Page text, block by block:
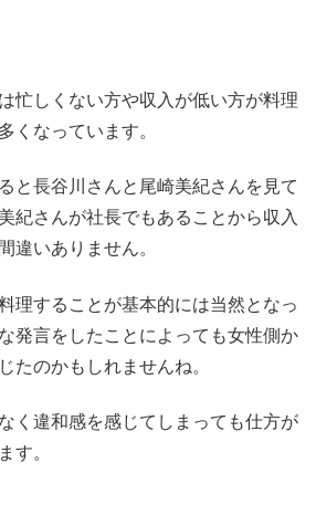
忙しくない方や収入が低い方が料理
くなっています。
と長谷川さんと尾崎美紀さんを見て
紀さんが社長でもあることから収入
違いありません。
理することが基本的には当然となっ
発言をしたことによっても女性側か
たのかもしれませんね。
く違和感を感じてしまっても仕方が
す。